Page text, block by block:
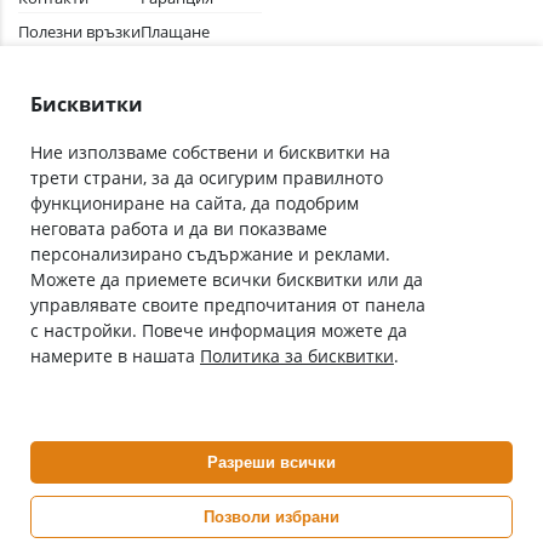
Полезни връзки
Общи условия
Плащане
Абонирай се за нашия бюлетин
С абонамента се съгласявам сПолитиката за лични данни.
Онлайн аптека, част от аптеки „Ванчева“
ePharm е лицензирана онлайн аптека от
Изпълнителна Агенция по Лекарствата
Бисквитки
Ние използваме собствени и бисквитки на
трети страни, за да осигурим правилното
функциониране на сайта, да подобрим
неговата работа и да ви показваме
персонализирано съдържание и реклами.
Можете да приемете всички бисквитки или да
управлявате своите предпочитания от панела
с настройки. Повече информация можете да
намерите в нашата Политика за бисквитки.
Разреши всички
Позволи избрани